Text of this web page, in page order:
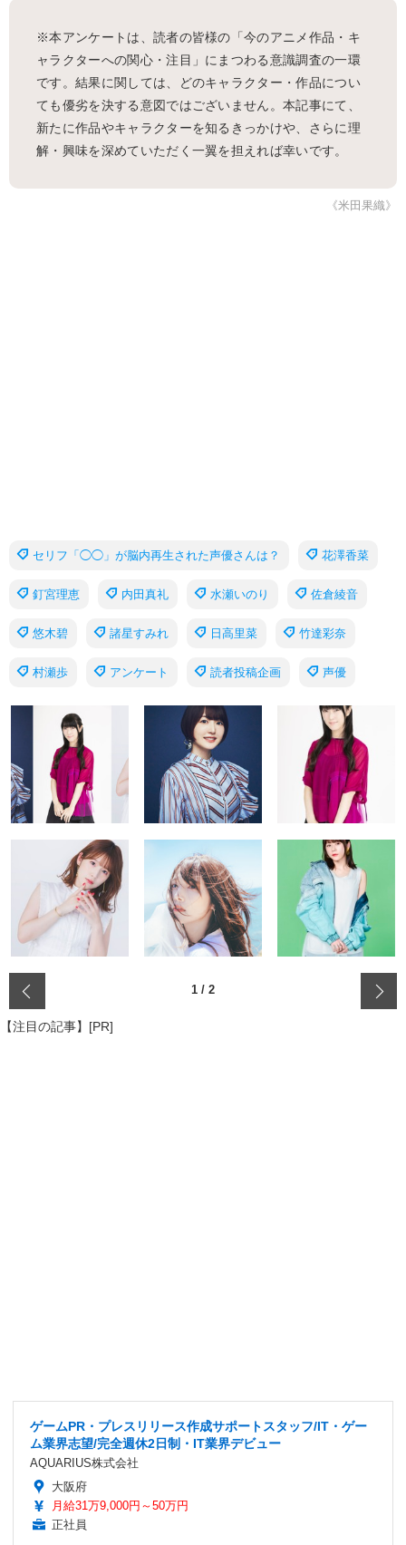
※本アンケートは、読者の皆様の「今のアニメ作品・キ
ャラクターへの関心・注目」にまつわる意識調査の一環
です。結果に関しては、どのキャラクター・作品につい
ても優劣を決する意図ではございません。本記事にて、
新たに作品やキャラクターを知るきっかけや、さらに理
解・興味を深めていただく一翼を担えれば幸いです。
《米田果織》
セリフ「◯◯」が脳内再生された声優さんは？ 花澤香菜
釘宮理恵 内田真礼 水瀬いのり 佐倉綾音
悠木碧 諸星すみれ 日高里菜 竹達彩奈
村瀬歩 アンケート 読者投稿企画 声優
1 / 2
【注目の記事】[PR]
ゲームPR・プレスリリース作成サポートスタッフ/IT・ゲー
ム業界志望/完全週休2日制・IT業界デビュー
AQUARIUS株式会社
大阪府
月給31万9,000円～50万円
正社員